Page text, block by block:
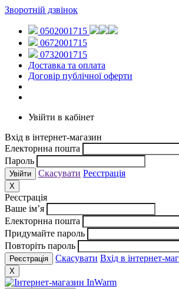
Зворотній дзвінок
0502001715
0672001715
0732001715
Доставка та оплата
Договір публічної оферти
Увійти в кабінет
Вхід в інтернет-магазин
Електорнна пошта
Пароль
Скасувати Реєстрація
X
Реєстрація
Ваше ім’я
Електорнна пошта
Придумайте пароль
Повторіть пароль
Скасувати Вхід в інтернет-
X